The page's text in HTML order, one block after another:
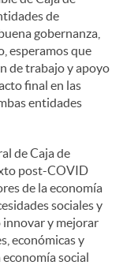
de
gobernanza,
esperamos que
de trabajo y apoyo
final en las
entidades
de Caja de
post-COVID
de la economía
sociales y
innovar y mejorar
económicas y
social